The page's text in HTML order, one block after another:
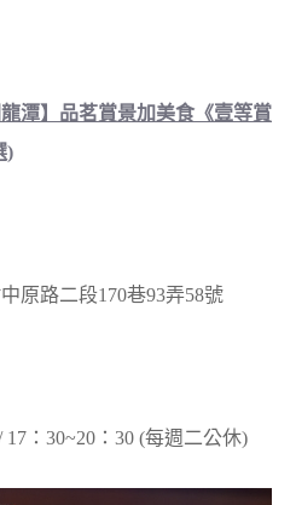
龍潭】品茗賞景加美食《壹等賞
)
原路二段170巷93弄58號
17：30~20：30 (每週二公休)